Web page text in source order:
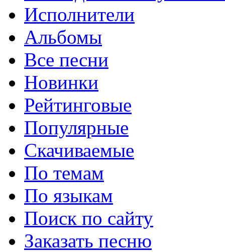
Исполнители
Альбомы
Все песни
Новинки
Рейтинговые
Популярные
Скачиваемые
По темам
По языкам
Поиск по сайту
Заказать песню